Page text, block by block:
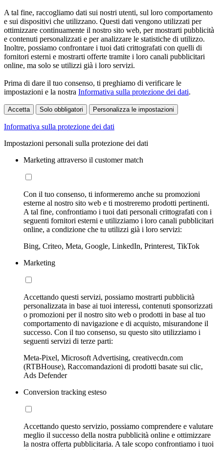
A tal fine, raccogliamo dati sui nostri utenti, sul loro comportamento
e sui dispositivi che utilizzano. Questi dati vengono utilizzati per
ottimizzare continuamente il nostro sito web, per mostrarti pubblicità
e contenuti personalizzati e per analizzare le statistiche di utilizzo.
Inoltre, possiamo confrontare i tuoi dati crittografati con quelli di
fornitori esterni e mostrarti offerte tramite i loro canali pubblicitari
online, ma solo se utilizzi già i loro servizi.
Prima di dare il tuo consenso, ti preghiamo di verificare le
impostazioni e la nostra Informativa sulla protezione dei dati.
Accetta Solo obbligatori Personalizza le impostazioni
Informativa sulla protezione dei dati
Impostazioni personali sulla protezione dei dati
Marketing attraverso il customer match
Con il tuo consenso, ti informeremo anche su promozioni
esterne al nostro sito web e ti mostreremo prodotti pertinenti.
A tal fine, confrontiamo i tuoi dati personali crittografati con i
seguenti fornitori esterni e utilizziamo i loro canali pubblicitari
online, a condizione che tu utilizzi già i loro servizi:
Bing, Criteo, Meta, Google, LinkedIn, Printerest, TikTok
Marketing
Accettando questi servizi, possiamo mostrarti pubblicità
personalizzata in base ai tuoi interessi, contenuti sponsorizzati
o promozioni per il nostro sito web o prodotti in base al tuo
comportamento di navigazione e di acquisto, misurandone il
successo. Con il tuo consenso, su questo sito utilizziamo i
seguenti servizi di terze parti:
Meta-Pixel, Microsoft Advertising, creativecdn.com
(RTBHouse), Raccomandazioni di prodotti basate sui clic,
Ads Defender
Conversion tracking esteso
Accettando questo servizio, possiamo comprendere e valutare
meglio il successo della nostra pubblicità online e ottimizzare
la nostra offerta pubblicitaria. A tale scopo confrontiamo i tuoi